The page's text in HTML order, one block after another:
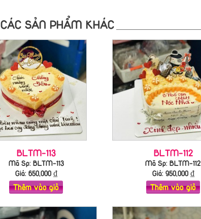
CÁC SẢN PHẨM KHÁC
BLTM-113
Mã Sp: BLTM-113
Giá: 650,000₫
Thêm vào giỏ
BLTM-112
Mã Sp: BLTM-112
Giá: 950,000₫
Thêm vào giỏ